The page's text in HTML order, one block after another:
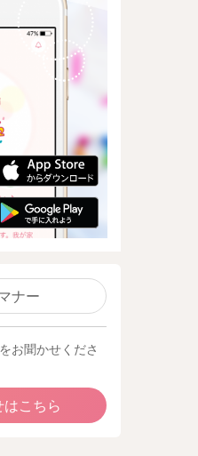
ナー
お聞かせくださ
はこちら